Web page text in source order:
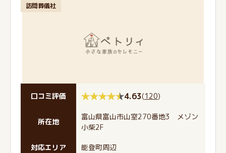
訪問葬儀社
口コミ評価 4.63(120)
所在地
富山県富山市山室270番地3 メゾン
小柴2F
対応エリア 能登町周辺